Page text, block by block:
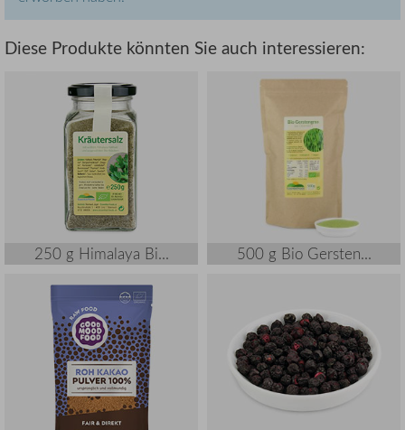
Diese Produkte könnten Sie auch interessieren:
250 g Himalaya Bi... 500 g Bio Gersten...